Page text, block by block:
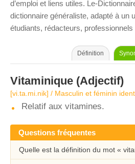
d’emploi et liens utiles. Le-
dictionnaire généraliste, adapté à un
étudiants, rédacteurs,
Définition
Vitaminique (Adjectif)
[vi.ta.mi.nik] / Masculin et féminin
Relatif aux vitamines.
Questions fréquentes
Quelle est la définition du mot «